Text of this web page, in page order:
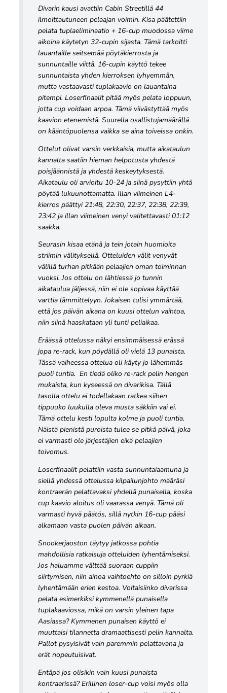
Divarin kausi avattiin Cabin Streetillä 44
ilmoittautuneen pelaajan voimin. Kisa päätettiin
pelata tuplaeliminaatio + 16-cup muodossa viime
aikoina käytetyn 32-cupin sijasta. Tämä tarkoitti
lauantaille seitsemää pöytäkierrosta ja
sunnuntaille viittä. 16-cupin käyttö tekee
sunnuntaista yhden kierroksen lyhyemmän,
mutta vastaavasti tuplakaavio on lauantaina
pitempi. Loserfinaalit pitää myös pelata loppuun,
jotta cup voidaan arpoa. Tämä viivästyttää myös
kaavion etenemistä. Suurella osallistujamäärällä
on kääntöpuolensa vaikka se aina toiveissa onkin.
Ottelut olivat varsin verkkaisia, mutta aikataulun
kannalta saatiin hieman helpotusta yhdestä
poisjäännistä ja yhdestä keskeytyksestä.
Aikataulu oli arvioitu 10-24 ja siinä pysyttiin yhtä
pöytää lukuunottamatta. Illan viimeinen L4-
kierros päättyi 21:48, 22:30, 22:37, 22:38, 22:39,
23:42 ja illan viimeinen venyi valitettavasti 01:12
saakka.
Seurasin kisaa etänä ja tein jotain huomioita
striimin välityksellä. Otteluiden välit venyvät
välillä turhan pitkään pelaajien oman toiminnan
vuoksi. Jos ottelu on lähtiessä jo tunnin
aikataulua jäljessä, niin ei ole sopivaa käyttää
varttia lämmittelyyn. Jokaisen tulisi ymmärtää,
että jos päivän aikana on kuusi ottelun vaihtoa,
niin siinä haaskataan yli tunti peliaikaa.
Eräässä ottelussa näkyi ensimmäisessä erässä
jopa re-rack, kun pöydällä oli vielä 13 punaista.
Tässä vaiheessa ottelua oli käyty jo lähemmäs
puoli tuntia. En tiedä oliko re-rack pelin hengen
mukaista, kun kyseessä on divarikisa. Tällä
tasolla ottelu ei todellakaan ratkea siihen
tippuuko luukulla oleva musta säkkiin vai ei.
Tämä ottelu kesti lopulta kolme ja puoli tuntia.
Näistä pienistä puroista tulee se pitkä päivä, joka
ei varmasti ole järjestäjien eikä pelaajien
toivomus.
Loserfinaalit pelattiin vasta sunnuntaiaamuna ja
siellä yhdessä ottelussa kilpailunjohto määräsi
kontraerän pelattavaksi yhdellä punaisella, koska
cup kaavio aloitus oli vaarassa venyä. Tämä oli
varmasti hyvä päätös, sillä nytkin 16-cup pääsi
alkamaan vasta puolen päivän aikaan.
Snookerjaoston täytyy jatkossa pohtia
mahdollisia ratkaisuja otteluiden lyhentämiseksi.
Jos haluamme välttää suoraan cuppiin
siirtymisen, niin ainoa vaihtoehto on silloin pyrkiä
lyhentämään erien kestoa. Voitaisiinko divarissa
pelata esimerkiksi kymmenellä punaisella
tuplakaaviossa, mikä on varsin yleinen tapa
Aasiassa? Kymmenen punaisen käyttö ei
muuttaisi tilannetta dramaattisesti pelin kannalta.
Pallot pysyisivät vain paremmin pelattavana ja
erät nopeutuisivat.
Entäpä jos olisikin vain kuusi punaista
kontraerissä? Erillinen loser-cup voisi myös olla